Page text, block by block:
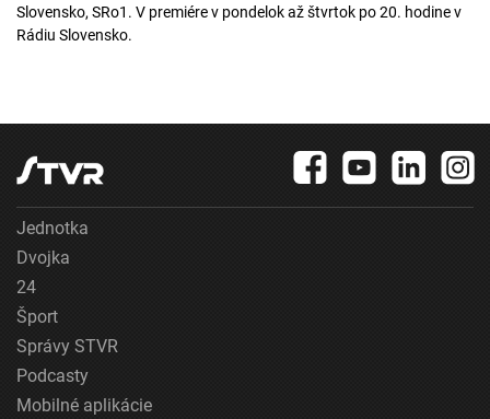
Slovensko, SRo1. V premiére v pondelok až štvrtok po 20. hodine v
Rádiu Slovensko.
Jednotka
Dvojka
24
Šport
Správy STVR
Podcasty
Mobilné aplikácie